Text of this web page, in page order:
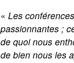
« Les
passionnantes ;
de quoi nous
de bien nous les